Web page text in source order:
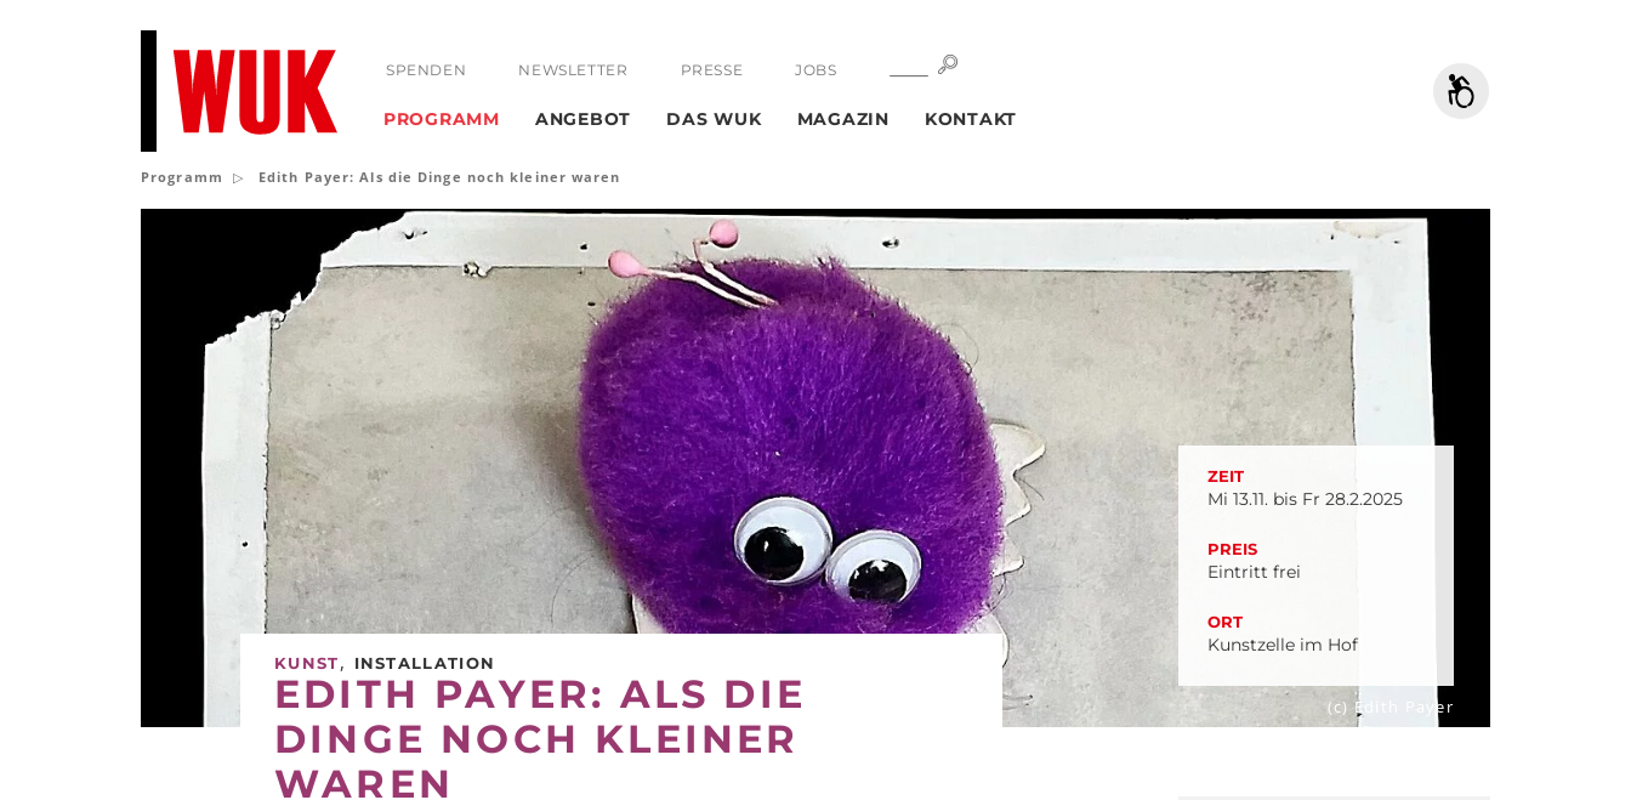
SPENDEN NEWSLETTER PRESSE JOBS SUCHE
PROGRAMM ANGEBOT DAS WUK MAGAZIN KONTAKT
Programm Edith Payer: Als die Dinge noch kleiner waren
ZEIT
Mi 13.11. bis Fr 28.2.2025
PREIS
Eintritt frei
ORT
Kunstzelle im Hof
(c) Edith Payer
KUNST, INSTALLATION
EDITH PAYER: ALS DIE
DINGE NOCH KLEINER
WAREN